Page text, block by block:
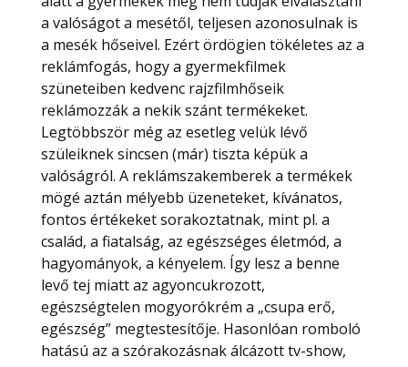
a valóságot a mesétől, teljesen azonosulnak is
a mesék hőseivel. Ezért ördögien tökéletes az a
reklámfogás, hogy a gyermekfilmek
szüneteiben kedvenc rajzfilmhőseik
reklámozzák a nekik szánt termékeket.
Legtöbbször még az esetleg velük lévő
szüleiknek sincsen (már) tiszta képük a
valóságról. A reklámszakemberek a termékek
mögé aztán mélyebb üzeneteket, kívánatos,
fontos értékeket sorakoztatnak, mint pl. a
család, a fiatalság, az egészséges életmód, a
hagyományok, a kényelem. Így lesz a benne
levő tej miatt az agyoncukrozott,
egészségtelen mogyorókrém a „csupa erő,
egészség” megtestesítője. Hasonlóan romboló
hatású az a szórakozásnak álcázott tv-show,